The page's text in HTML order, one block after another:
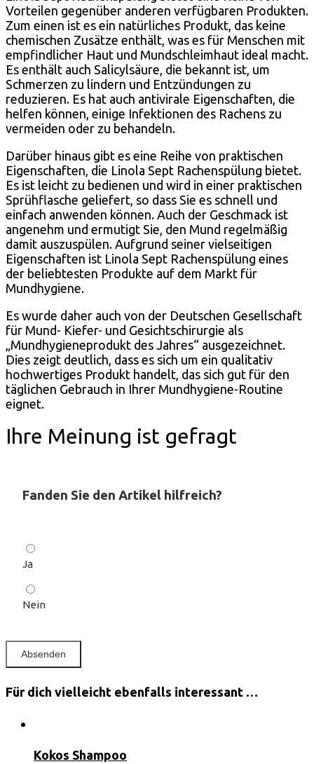
Vorteilen gegenüber anderen verfügbaren Produkten.
Zum einen ist es ein natürliches Produkt, das keine
chemischen Zusätze enthält, was es für Menschen mit
empfindlicher Haut und Mundschleimhaut ideal macht.
Es enthält auch Salicylsäure, die bekannt ist, um
Schmerzen zu lindern und Entzündungen zu
reduzieren. Es hat auch antivirale Eigenschaften, die
helfen können, einige Infektionen des Rachens zu
vermeiden oder zu behandeln.
Darüber hinaus gibt es eine Reihe von praktischen
Eigenschaften, die Linola Sept Rachenspülung bietet.
Es ist leicht zu bedienen und wird in einer praktischen
Sprühflasche geliefert, so dass Sie es schnell und
einfach anwenden können. Auch der Geschmack ist
angenehm und ermutigt Sie, den Mund regelmäßig
damit auszuspülen. Aufgrund seiner vielseitigen
Eigenschaften ist Linola Sept Rachenspülung eines
der beliebtesten Produkte auf dem Markt für
Mundhygiene.
Es wurde daher auch von der Deutschen Gesellschaft
für Mund- Kiefer- und Gesichtschirurgie als
„Mundhygieneprodukt des Jahres“ ausgezeichnet.
Dies zeigt deutlich, dass es sich um ein qualitativ
hochwertiges Produkt handelt, das sich gut für den
täglichen Gebrauch in Ihrer Mundhygiene-Routine
eignet.
Ihre Meinung ist gefragt
Fanden Sie den Artikel hilfreich?
Ja
Nein
Für dich vielleicht ebenfalls interessant …
Kokos Shampoo